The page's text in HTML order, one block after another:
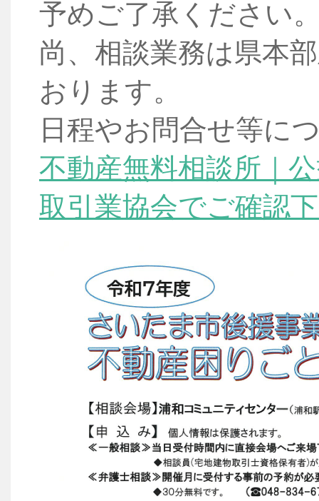
予めご了承ください
尚、相談業務は県本
おります。
日程やお問合せ等に
不動産無料相談所｜
取引業協会でご確認